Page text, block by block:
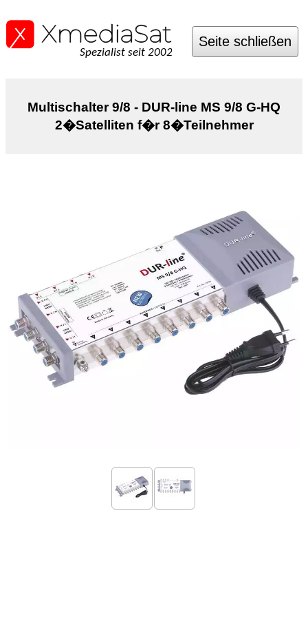
Spezialist seit 2002
Seite schließen
Multischalter 9/8 - DUR-line MS 9/8 G-HQ
2�Satelliten f�r 8�Teilnehmer